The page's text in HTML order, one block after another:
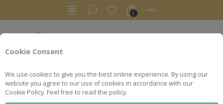
Cookie Consent
We use cookies to give you the best online experience. By using our
website you agree to our use of cookies in accordance with our
Cookie Policy. Feel free to read the policy.
0